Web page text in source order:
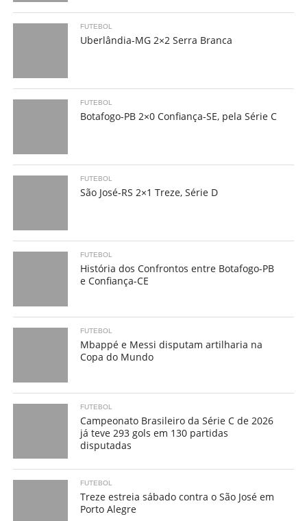
FUTEBOL
Uberlândia-MG 2×2 Serra Branca
FUTEBOL
Botafogo-PB 2×0 Confiança-SE, pela Série C
FUTEBOL
São José-RS 2×1 Treze, Série D
FUTEBOL
História dos Confrontos entre Botafogo-PB
e Confiança-CE
FUTEBOL
Mbappé e Messi disputam artilharia na
Copa do Mundo
FUTEBOL
Campeonato Brasileiro da Série C de 2026
já teve 293 gols em 130 partidas
disputadas
FUTEBOL
Treze estreia sábado contra o São José em
Porto Alegre